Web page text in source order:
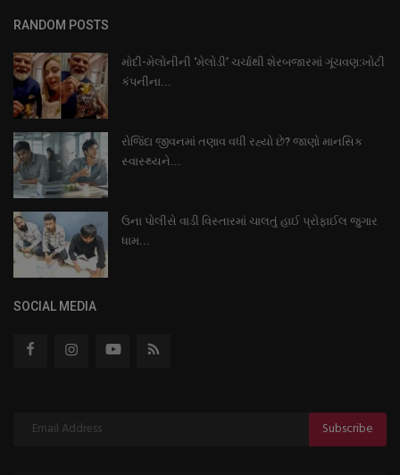
RANDOM POSTS
મોદી-મેલોનીની ‘મેલોડી’ ચર્ચાથી શેરબજારમાં ગૂંચવણ:ખોટી
કંપનીના...
રોજિંદા જીવનમાં તણાવ વધી રહ્યો છે? જાણો માનસિક
સ્વાસ્થ્યને...
ઉના પોલીસે વાડી વિસ્તારમાં ચાલતું હાઈ પ્રોફાઈલ જુગાર
ધામ...
SOCIAL MEDIA
Subscribe